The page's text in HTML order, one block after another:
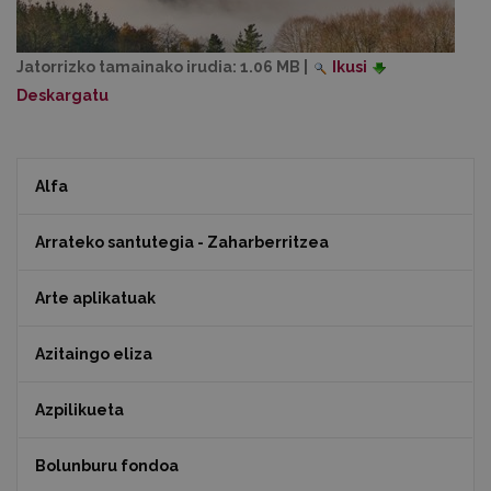
Jatorrizko tamainako irudia: 1.06 MB
Ikusi
Deskargatu
Alfa
Arrateko santutegia - Zaharberritzea
Arte aplikatuak
Azitaingo eliza
Azpilikueta
Bolunburu fondoa